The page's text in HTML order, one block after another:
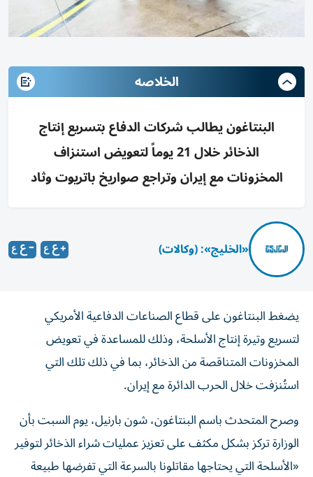
الخلاصه
البنتاغون يطالب شركات الدفاع بتسريع إنتاج
الذخائر خلال 21 يوماً لتعويض استنزاف
المخزونات مع إيران وتراجع صواريخ باتريوت وثاد
«الخليج»: (وكالات)
يضغط البنتاغون على قطاع الصناعات الدفاعية الأمريكي
لتسريع وتيرة إنتاج الأسلحة، وذلك للمساعدة في تعويض
المخزونات المتناقصة من الذخائر، بما في ذلك تلك التي
استُنزفت خلال الحرب الدائرة مع إيران.
وصرح المتحدث باسم البنتاغون، شون بارنيل، يوم السبت بأن
الوزارة تركز بشكل مكثف على تعزيز عمليات شراء الذخائر لتوفير
«الأسلحة التي يحتاجها مقاتلونا بالسرعة التي تفرضها طبيعة